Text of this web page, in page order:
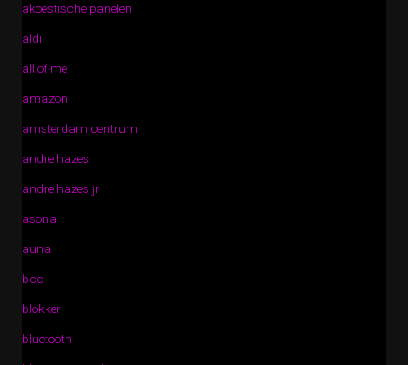
akoestische panelen
aldi
all of me
amazon
amsterdam centrum
andre hazes
andre hazes jr
asona
auna
bcc
blokker
bluetooth